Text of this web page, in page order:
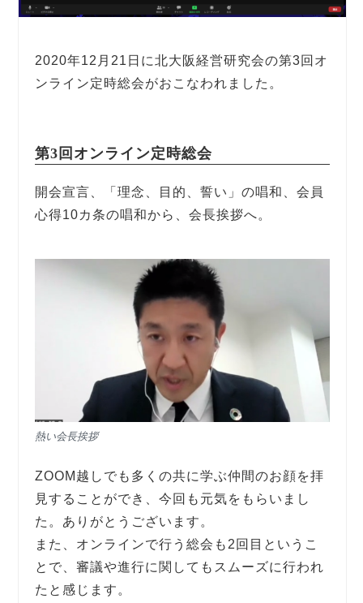
2020年12月21日に北大阪経営研究会の第3回オ
ンライン定時総会がおこなわれました。
第3回オンライン定時総会
開会宣言、「理念、目的、誓い」の唱和、会員
心得10カ条の唱和から、会長挨拶へ。
熱い会長挨拶
ZOOM越しでも多くの共に学ぶ仲間のお顔を拝
見することができ、今回も元気をもらいまし
た。ありがとうございます。
また、オンラインで行う総会も2回目というこ
とで、審議や進行に関してもスムーズに行われ
たと感じます。